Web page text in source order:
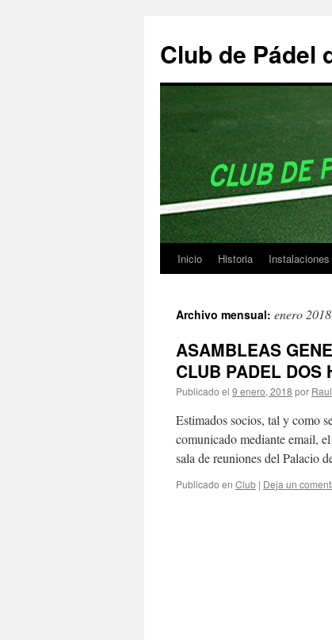
Club de Pádel
Saltar
contenido
Inicio Historia Instalaciones
Archivo mensual: enero 2018
ASAMBLEAS
CLUB PADEL DOS
Publicado el 9 enero, 2018 por
Estimados socios, tal y como
comunicado mediante email,
sala de reuniones del Palacio
Publicado en Club | Deja un